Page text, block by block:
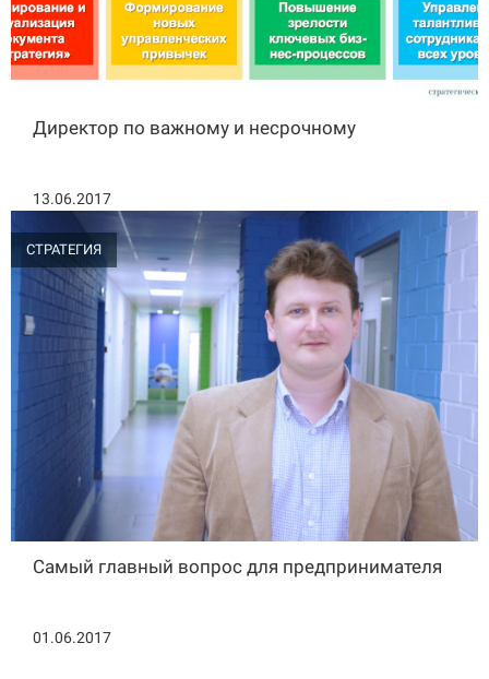
Директор по важному и несрочному
13.06.2017
СТРАТЕГИЯ
Самый главный вопрос для предпринимателя
01.06.2017